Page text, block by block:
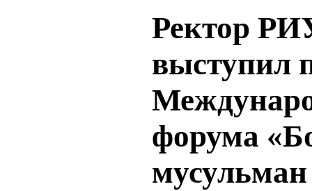
Ректор
выступил
форума